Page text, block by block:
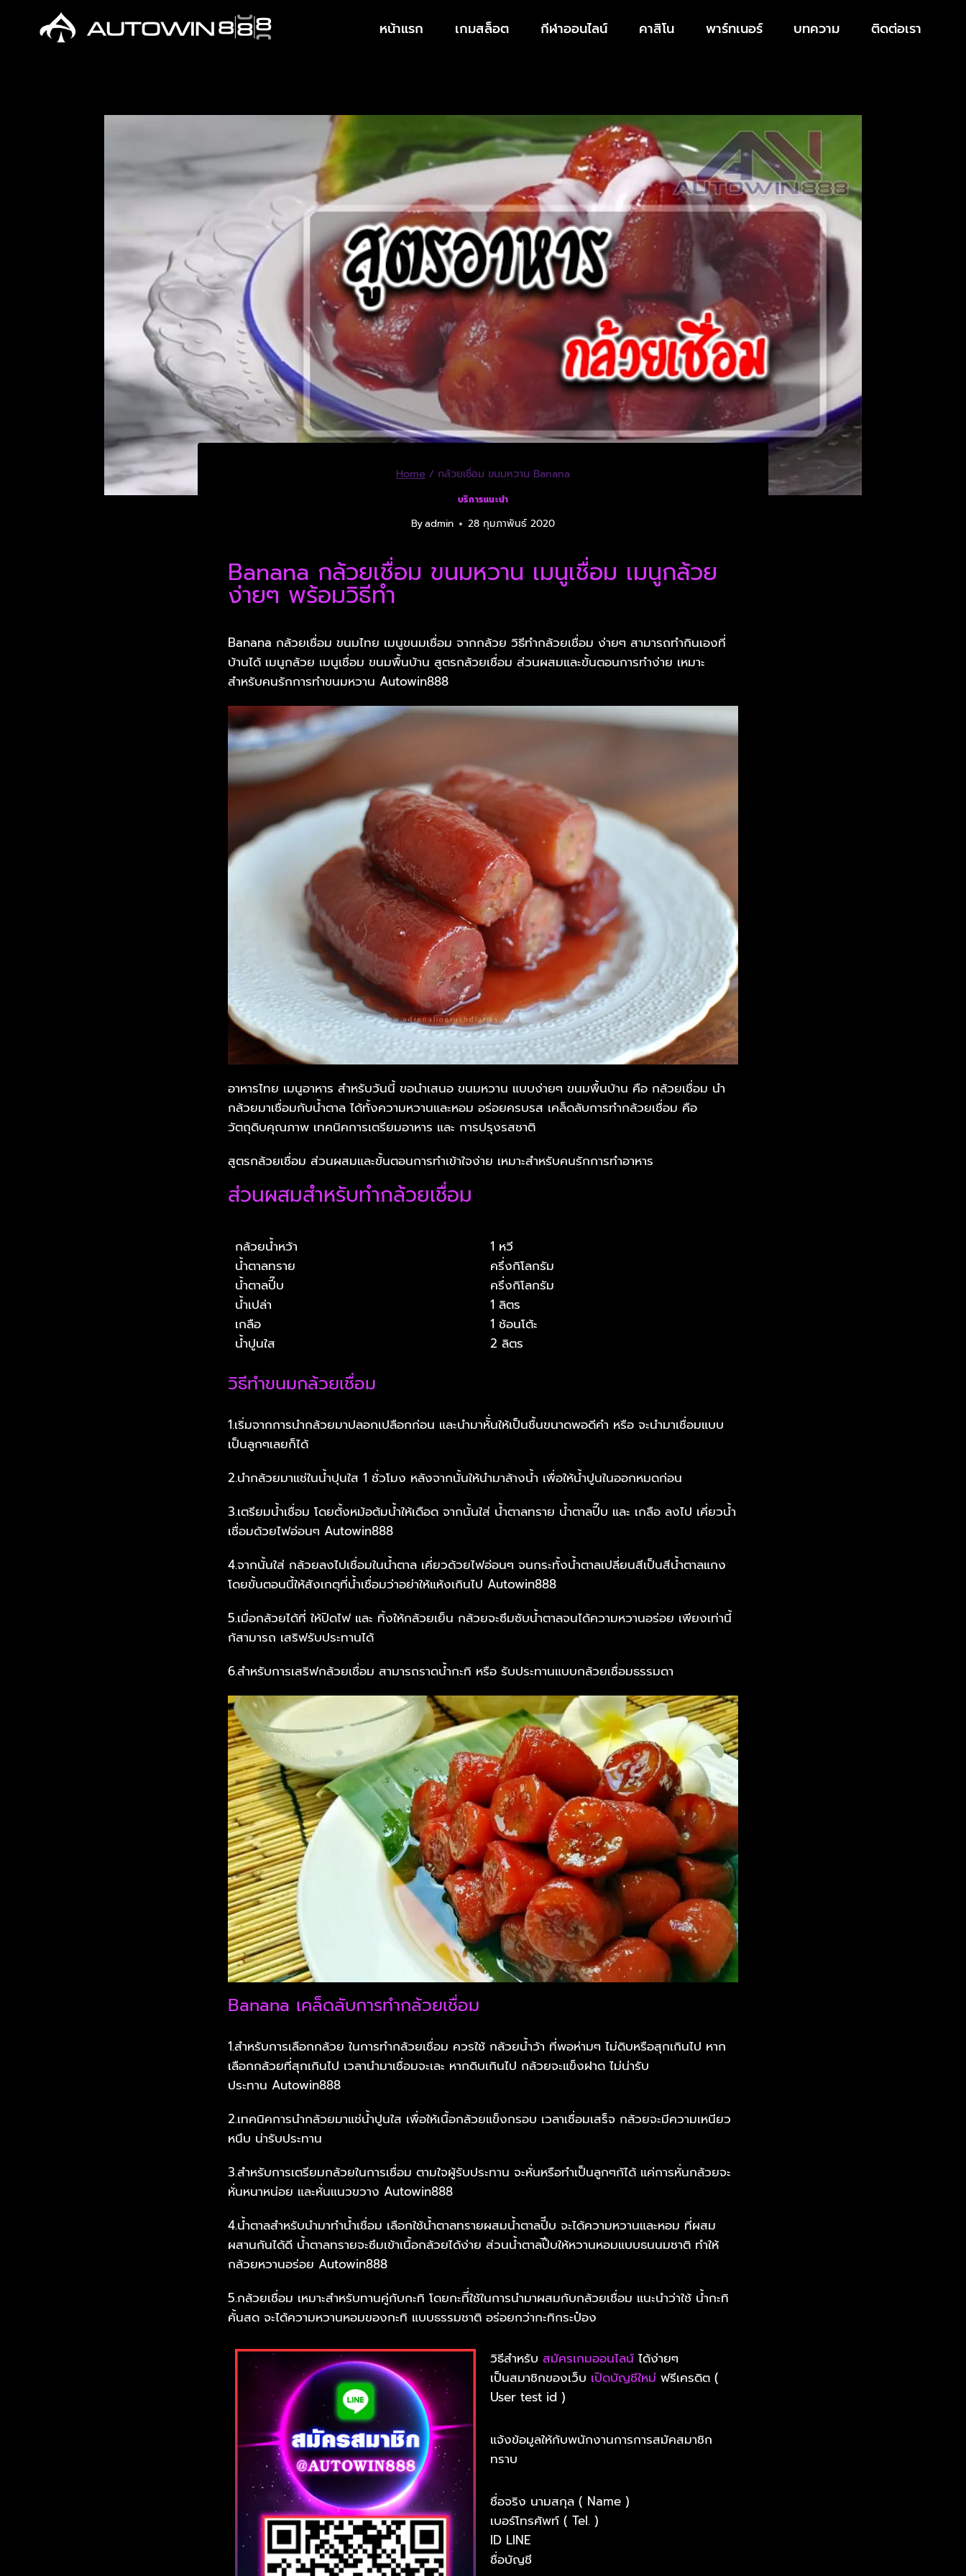
หน้าแรก เกมสล็อต กีฬาออนไลน์ คาสิโน พาร์ทเนอร์ บทความ ติดต่อเรา
Home / กล้วยเชื่อม ขนมหวาน Banana
บริการแนะนำ
Byadmin 28 กุมภาพันธ์ 2020
Banana กล้วยเชื่อม ขนมหวาน เมนูเชื่อม เมนูกล้วย
ง่ายๆ พร้อมวิธีทำ
Banana กล้วยเชื่อม ขนมไทย เมนูขนมเชื่อม จากกล้วย วิธีทำกล้วยเชื่อม ง่ายๆ สามารถทำกินเองที่
บ้านได้ เมนูกล้วย เมนูเชื่อม ขนมพื้นบ้าน สูตรกล้วยเชื่อม ส่วนผสมและขั้นตอนการทำง่าย เหมาะ
สำหรับคนรักการทำขนมหวาน Autowin888
อาหารไทย เมนูอาหาร สำหรับวันนี้ ขอนำเสนอ ขนมหวาน แบบง่ายๆ ขนมพื้นบ้าน คือ กล้วยเชื่อม นำ
กล้วยมาเชื่อมกับน้ำตาล ได้ทั้งความหวานและหอม อร่อยครบรส เคล็ดลับการทำกล้วยเชื่อม คือ
วัตถุดิบคุณภาพ เทคนิคการเตรียมอาหาร และ การปรุงรสชาติ
สูตรกล้วยเชื่อม ส่วนผสมและขั้นตอนการทำเข้าใจง่าย เหมาะสำหรับคนรักการทำอาหาร
ส่วนผสมสำหรับทำกล้วยเชื่อม
กล้วยน้ำหว้า
น้ำตาลทราย
น้ำตาลปี๊บ
น้ำเปล่า
เกลือ
น้ำปูนใส
1 หวี
ครึ่งกิโลกรัม
ครึ่งกิโลกรัม
1 ลิตร
1 ช้อนโต้ะ
2 ลิตร
วิธีทำขนมกล้วยเชื่อม
1.เริ่มจากการนำกล้วยมาปลอกเปลือกก่อน และนำมาหัั่นให้เป็นชื้นขนาดพอดีคำ หรือ จะนำมาเชื่อมแบบ
เป็นลูกๆเลยก็ได้
2.นำกล้วยมาแช่ในน้ำปุนใส 1 ชั่วโมง หลังจากนั้นให้นำมาล้างน้ำ เพื่อให้น้ำปูนในออกหมดก่อน
3.เตรียมน้ำเชื่อม โดยตั้งหม้อต้มน้ำให้เดือด จากนั้นใส่ น้ำตาลทราย น้ำตาลปี๊บ และ เกลือ ลงไป เคี่ยวน้ำ
เชื่อมด้วยไฟอ่อนๆ Autowin888
4.จากนั้นใส่ กล้วยลงไปเชื่อมในน้ำตาล เคี่ยวด้วยไฟอ่อนๆ จนกระทั้งน้ำตาลเปลี่ยนสีเป็นสีน้ำตาลแกง
โดยขั้นตอนนี้ให้สังเกตุที่น้ำเชื่อมว่าอย่าให้แห้งเกินไป Autowin888
5.เมื่อกล้วยได้ที่ ให้ปิดไฟ และ ทิ้งให้กล้วยเย็น กล้วยจะซึมซับน้ำตาลจนได้ความหวานอร่อย เพียงเท่านี้
ก้สามารถ เสริฟรับประทานได้
6.สำหรับการเสริฟกล้วยเชื่อม สามารถราดน้ำกะทิ หรือ รับประทานแบบกล้วยเชื่อมธรรมดา
Banana เคล็ดลับการทำกล้วยเชื่อม
1.สำหรับการเลือกกล้วย ในการทำกล้วยเชื่อม ควรใช้ กล้วยน้ำว้า ที่พอห่ามๆ ไม่ดิบหรือสุกเกินไป หาก
เลือกกล้วยที่สุกเกินไป เวลานำมาเชื่อมจะเละ หากดิบเกินไป กล้วยจะแข็งฝาด ไม่น่ารับ
ประทาน Autowin888
2.เทคนิคการนำกล้วยมาแช่น้ำปูนใส เพื่อให้เนื้อกล้วยแข็งกรอบ เวลาเชื่อมเสร็จ กล้วยจะมีความเหนียว
หนึบ น่ารับประทาน
3.สำหรับการเตรียมกล้วยในการเชื่อม ตามใจผู้รับประทาน จะหั่นหรือทำเป็นลูกๆก้ได้ แค่การหั่นกล้วยจะ
หั่นหนาหน่อย และหั่นแนวขวาง Autowin888
4.น้ำตาลสำหรับนำมาทำน้ำเชื่อม เลือกใช้น้ำตาลทรายผสมน้ำตาลปีีบ จะได้ความหวานและหอม ที่ผสม
ผสานกันได้ดี น้ำตาลทรายจะซึมเข้าเนื้อกล้วยได้ง่าย ส่วนน้ำตาลป๊ีบให้หวานหอมแบบธนนมชาติ ทำให้
กล้วยหวานอร่อย Autowin888
5.กล้วยเชื่อม เหมาะสำหรับทานคู่กับกะทิ โดยกะทิี่ใช้ในการนำมาผสมกับกล้วยเชื่อม แนะนำว่าใช้ น้ำกะทิ
คั้นสด จะได้ความหวานหอมของกะทิ แบบธรรมชาติ อร่อยกว่ากะทิกระป๋อง
วิธีสำหรับ สมัครเกมออนไลน์ ได้ง่ายๆ
เป็นสมาชิกของเว็บ เปิดบัญชีใหม่ ฟรีเครดิต (
User test id )
แจ้งข้อมูลให้กับพนักงานการการสมัคสมาชิก
ทราบ
ชื่อจริง นามสกุล ( Name )
เบอร์โทรศัพท์ ( Tel. )
ID LINE
ชื่อบัญชี